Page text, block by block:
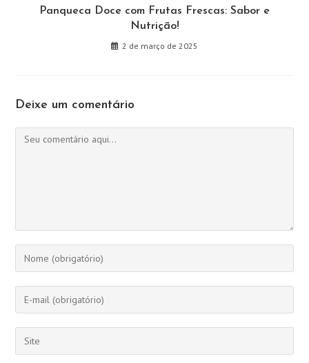
Panqueca Doce com Frutas Frescas: Sabor e
Nutrição!
2 de março de 2025
Deixe um comentário
Comentário
Digite
seu
nome
ou
de
usuário
Digite
seu
endereço
de
Digite
o